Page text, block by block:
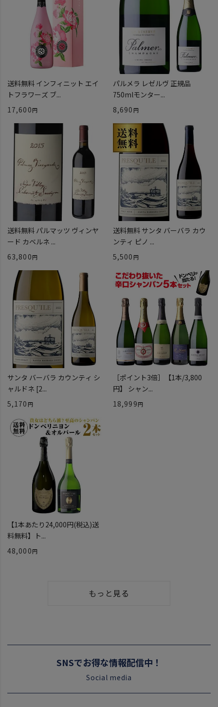
送料無料 インフィニット エイ
トフラワーズ ブ...
17,600
パルメラ レゼルヴ 正規品
750mlモンター...
8,690
送料無料 パルマッツ ヴィンヤ
ード カベルネ ...
63,800
送料無料 サンタ バーバラ カウ
ンティ ピノ ...
5,500
サンタ バーバラ カウンティ シ
ャルドネ [2...
5,170
［ポイント3倍］【1本/3,800
円】 シャン...
18,999
【1本あたり24,000円(税込)送
料無料】ト...
48,000
もっと見る
SNSでお得な情報配信中！
Social media